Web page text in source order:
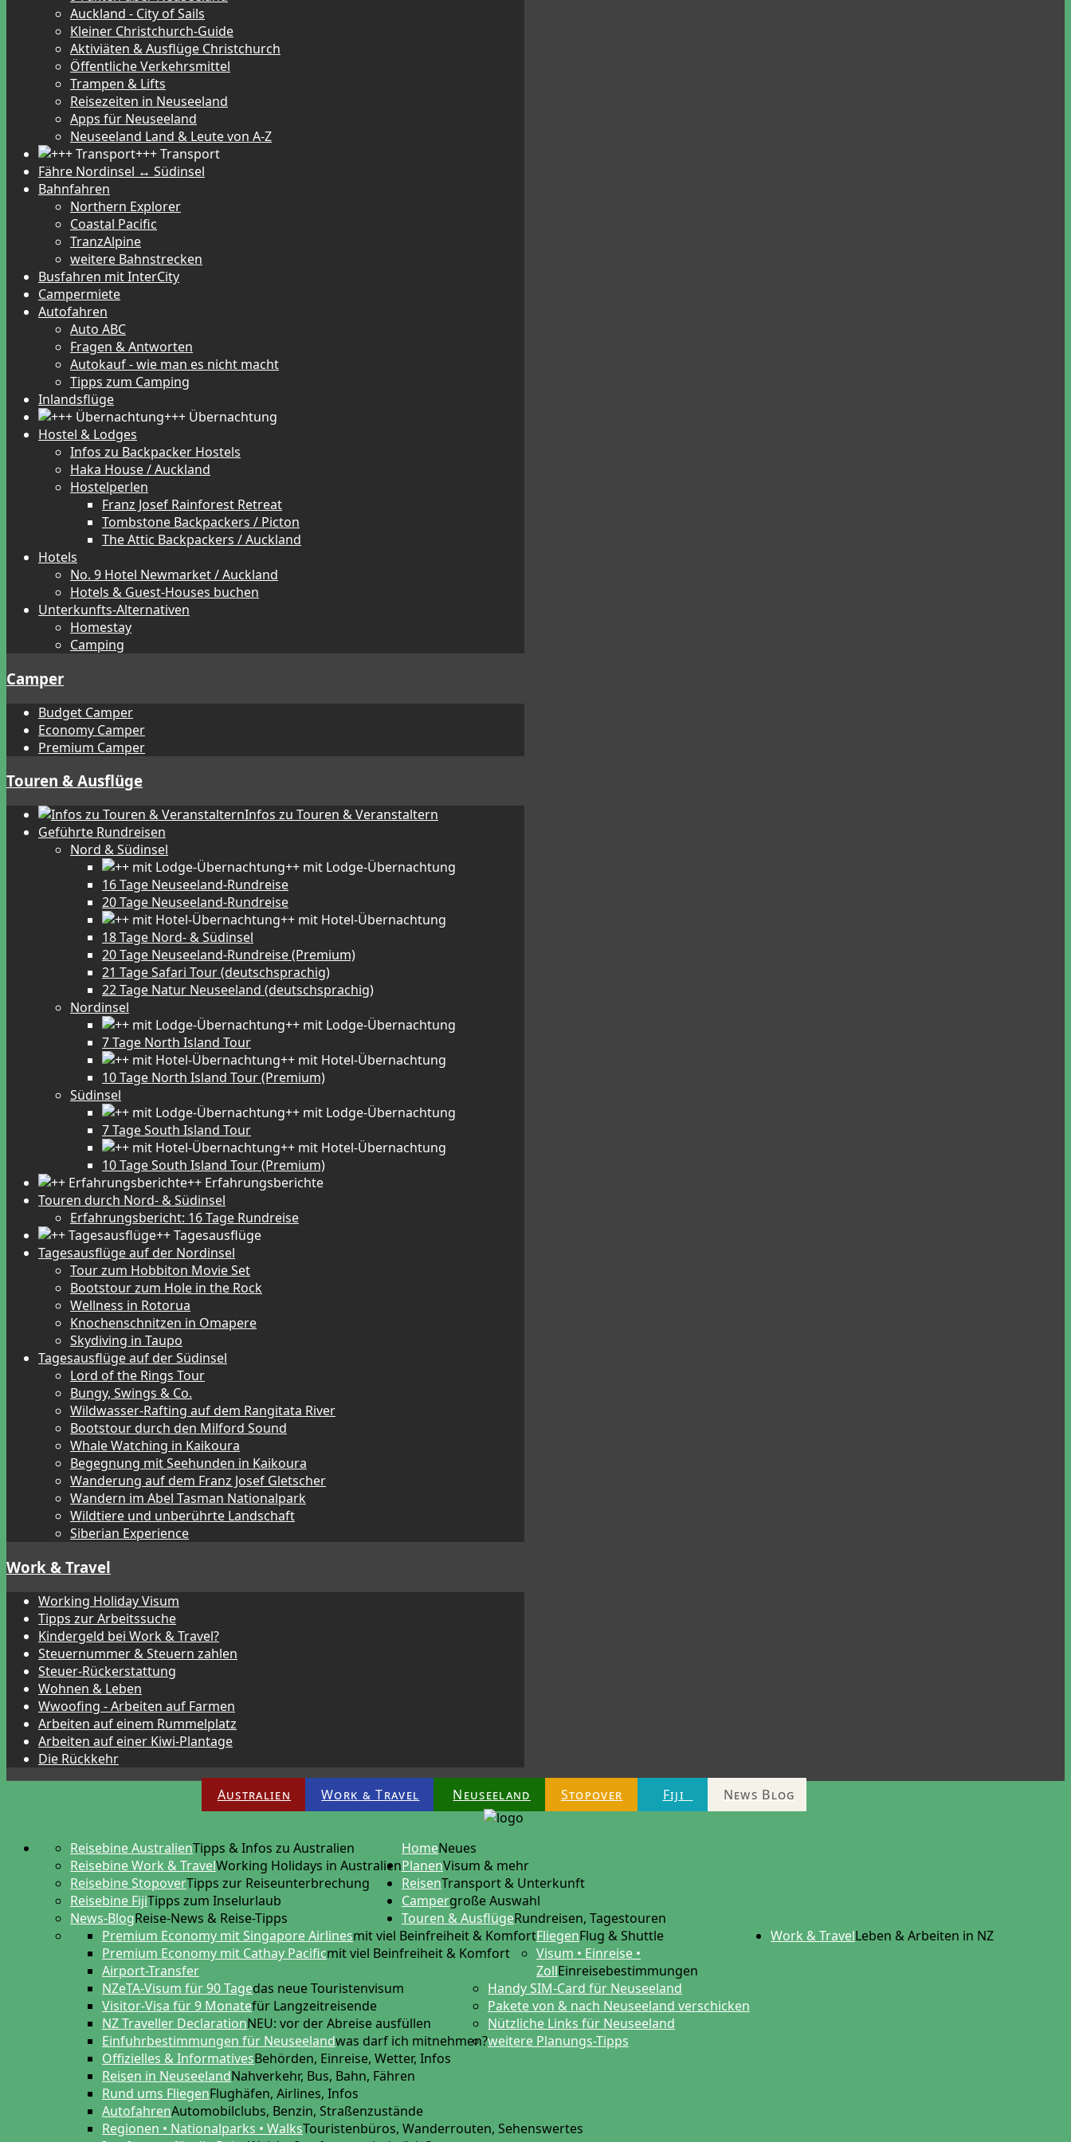
Auckland - City of Sails
Kleiner Christchurch-Guide
Aktiviäten & Ausflüge Christchurch
Öffentliche Verkehrsmittel
Trampen & Lifts
Reisezeiten in Neuseeland
Apps für Neuseeland
Neuseeland Land & Leute von A-Z
+++ Transport
Fähre Nordinsel ↔ Südinsel
Bahnfahren
Northern Explorer
Coastal Pacific
TranzAlpine
weitere Bahnstrecken
Busfahren mit InterCity
Campermiete
Autofahren
Auto ABC
Fragen & Antworten
Autokauf - wie man es nicht macht
Tipps zum Camping
Inlandsflüge
+++ Übernachtung
Hostel & Lodges
Infos zu Backpacker Hostels
Haka House / Auckland
Hostelperlen
Franz Josef Rainforest Retreat
Tombstone Backpackers / Picton
The Attic Backpackers / Auckland
Hotels
No. 9 Hotel Newmarket / Auckland
Hotels & Guest-Houses buchen
Unterkunfts-Alternativen
Homestay
Camping
Camper
Budget Camper
Economy Camper
Premium Camper
Touren & Ausflüge
Infos zu Touren & Veranstaltern
Geführte Rundreisen
Nord & Südinsel
++ mit Lodge-Übernachtung
16 Tage Neuseeland-Rundreise
20 Tage Neuseeland-Rundreise
++ mit Hotel-Übernachtung
18 Tage Nord- & Südinsel
20 Tage Neuseeland-Rundreise (Premium)
21 Tage Safari Tour (deutschsprachig)
22 Tage Natur Neuseeland (deutschsprachig)
Nordinsel
++ mit Lodge-Übernachtung
7 Tage North Island Tour
++ mit Hotel-Übernachtung
10 Tage North Island Tour (Premium)
Südinsel
++ mit Lodge-Übernachtung
7 Tage South Island Tour
++ mit Hotel-Übernachtung
10 Tage South Island Tour (Premium)
++ Erfahrungsberichte
Touren durch Nord- & Südinsel
Erfahrungsbericht: 16 Tage Rundreise
++ Tagesausflüge
Tagesausflüge auf der Nordinsel
Tour zum Hobbiton Movie Set
Bootstour zum Hole in the Rock
Wellness in Rotorua
Knochenschnitzen in Omapere
Skydiving in Taupo
Tagesausflüge auf der Südinsel
Lord of the Rings Tour
Bungy, Swings & Co.
Wildwasser-Rafting auf dem Rangitata River
Bootstour durch den Milford Sound
Whale Watching in Kaikoura
Begegnung mit Seehunden in Kaikoura
Wanderung auf dem Franz Josef Gletscher
Wandern im Abel Tasman Nationalpark
Wildtiere und unberührte Landschaft
Siberian Experience
Work & Travel
Working Holiday Visum
Tipps zur Arbeitssuche
Kindergeld bei Work & Travel?
Steuernummer & Steuern zahlen
Steuer-Rückerstattung
Wohnen & Leben
Wwoofing - Arbeiten auf Farmen
Arbeiten auf einem Rummelplatz
Arbeiten auf einer Kiwi-Plantage
Die Rückkehr
Australien Work & Travel Neuseeland Stopover Fiji News Blog
HomeNeues
Reisebine AustralienTipps & Infos zu Australien
Reisebine Work & TravelWorking Holidays in Australien
Reisebine StopoverTipps zur Reiseunterbrechung
Reisebine FijiTipps zum Inselurlaub
News-BlogReise-News & Reise-Tipps
PlanenVisum & mehr
FliegenFlug & Shuttle
Premium Economy mit Singapore Airlinesmit viel Beinfreiheit & Komfort
Premium Economy mit Cathay Pacificmit viel Beinfreiheit & Komfort
Airport-Transfer
Visum • Einreise •
ZollEinreisebestimmungen
NZeTA-Visum für 90 Tagedas neue Touristenvisum
Visitor-Visa für 9 Monatefür Langzeitreisende
NZ Traveller DeclarationNEU: vor der Abreise ausfüllen
Einfuhrbestimmungen für Neuseelandwas darf ich mitnehmen?
Handy SIM-Card für Neuseeland
Pakete von & nach Neuseeland verschicken
Nützliche Links für Neuseeland
Offizielles & InformativesBehörden, Einreise, Wetter, Infos
Reisen in NeuseelandNahverkehr, Bus, Bahn, Fähren
Rund ums FliegenFlughäfen, Airlines, Infos
AutofahrenAutomobilclubs, Benzin, Straßenzustände
Regionen • Nationalparks • WalksTouristenbüros, Wanderrouten, Sehenswertes
weitere Planungs-Tipps
ReisenTransport & Unterkunft
Campergroße Auswahl
Touren & AusflügeRundreisen, Tagestouren
Work & TravelLeben & Arbeiten in NZ